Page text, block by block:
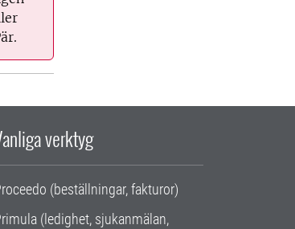
verktyg
(beställningar, fakturor)
(ledighet, sjukanmälan,